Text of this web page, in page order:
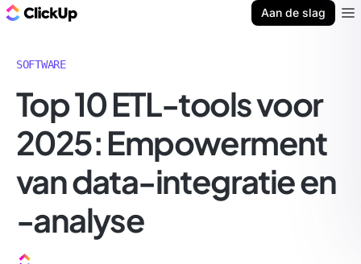
Aan de slag
SOFTWARE
Top 10 ETL-tools voor
2025: Empowerment
van data-integratie en
-analyse